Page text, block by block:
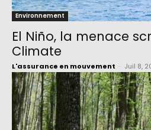
Environnement
El Niño, la menace
Climate
L'assurance en mouvement Juil 8,